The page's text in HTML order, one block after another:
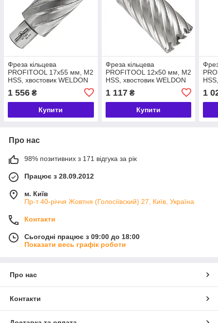
Фреза кільцева
PROFITOOL 17х55 мм, M2
HSS, хвостовик WELDON
1 556 ₴
Купити
Фреза кільцева
PROFITOOL 12х50 мм, M2
HSS, хвостовик WELDON
1 117₴
Купити
1
Про нас
98% позитивних з 171 відгука за рік
Працює з 28.09.2012
м. Київ
Пр-т 40-річчя Жовтня (Голосіївский) 27, Київ, Україна
Контакти
Сьогодні працює з 09:00 до 18:00
Показати весь графік роботи
Про нас
Контакти